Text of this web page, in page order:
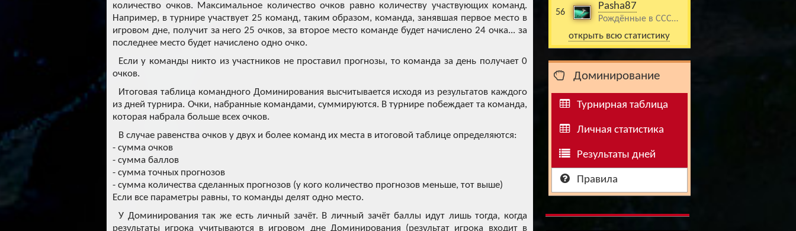
количество очков. Максимальное количество очков равно количеству участвующих команд.
Например, в турнире участвует 25 команд, таким образом, команда, занявшая первое место в
игровом дне, получит за него 25 очков, за второе место команде будет начислено 24 очка... за
последнее место будет начислено одно очко.
Если у команды никто из участников не проставил прогнозы, то команда за день получает 0
очков.
Итоговая таблица командного Доминирования высчитывается исходя из результатов каждого
из дней турнира. Очки, набранные командами, суммируются. В турнире побеждает та команда,
которая набрала больше всех очков.
В случае равенства очков у двух и более команд их места в итоговой таблице определяются:
- сумма очков
- сумма баллов
- сумма точных прогнозов
- сумма количества сделанных прогнозов (у кого количество прогнозов меньше, тот выше)
Если все параметры равны, то команды делят одно место.
У Доминирования так же есть личный зачёт. В личный зачёт баллы идут лишь тогда, когда
результаты игрока учитываются в игровом дне Доминирования (результат игрока входит в
56
Pasha87
Рождённые в ССС…
открыть всю статистику
Доминирование
Турнирная таблица
Личная статистика
Результаты дней
Правила